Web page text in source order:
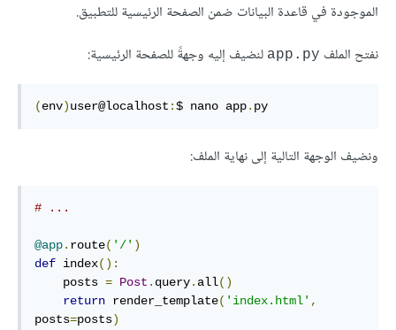
الموجودة في قاعدة البيانات ضمن الصفحة الرئيسية للتطبيق.
نفتح الملف app.py لنضيف إليه وجهةً للصفحة الرئيسية:
(env)user@localhost :$ nano app. py
ونضيف الوجهة التالية إلى نهاية الملف:
# ...
@app. route( '/' )
def index():
    posts
= Post . query. all()
return render_template( 'index.html' ,
posts=posts)